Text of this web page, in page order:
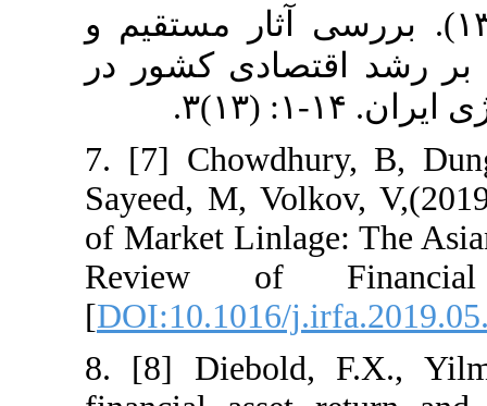
بررسی آثار مستقیم و
کشور در
7. [7]
Sayeed, M,
of Market
Review of
[DOI:10.1016/
8. [8]